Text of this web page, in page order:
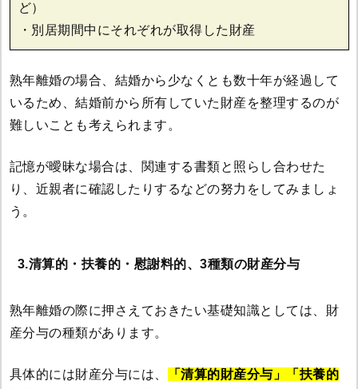
ど）
・別居期間中にそれぞれが取得した財産
熟年離婚の場合、結婚から少なくとも数十年が経過して
いるため、結婚前から所有していた財産を整理するのが
難しいことも考えられます。
記憶が曖昧な場合は、関連する書類と照らし合わせた
り、近親者に確認したりするなどの努力をしてみましょ
う。
3.清算的・扶養的・慰謝料的、3種類の財産分与
熟年離婚の際に押さえておきたい基礎知識としては、財
産分与の種類があります。
具体的には財産分与には、
「清算的財産分与」「扶養的